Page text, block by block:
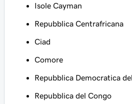
Isole Cayman
Repubblica Centrafricana
Ciad
Comore
Repubblica Democratica
Repubblica del Congo